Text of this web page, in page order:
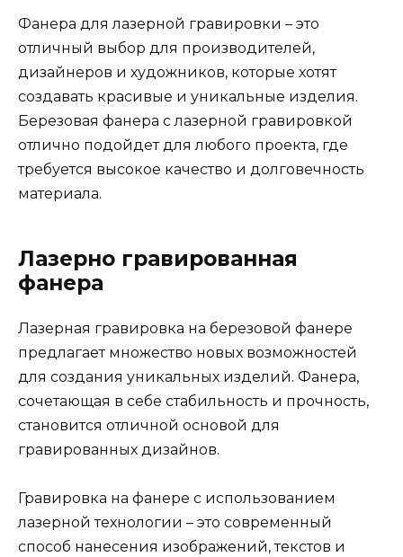
Фанера для лазерной гравировки – это
отличный выбор для производителей,
дизайнеров и художников, которые хотят
создавать красивые и уникальные изделия.
Березовая фанера с лазерной гравировкой
отлично подойдет для любого проекта, где
требуется высокое качество и долговечность
материала.
Лазерно гравированная
фанера
Лазерная гравировка на березовой фанере
предлагает множество новых возможностей
для создания уникальных изделий. Фанера,
сочетающая в себе стабильность и прочность,
становится отличной основой для
гравированных дизайнов.
Гравировка на фанере с использованием
лазерной технологии – это современный
способ нанесения изображений, текстов и